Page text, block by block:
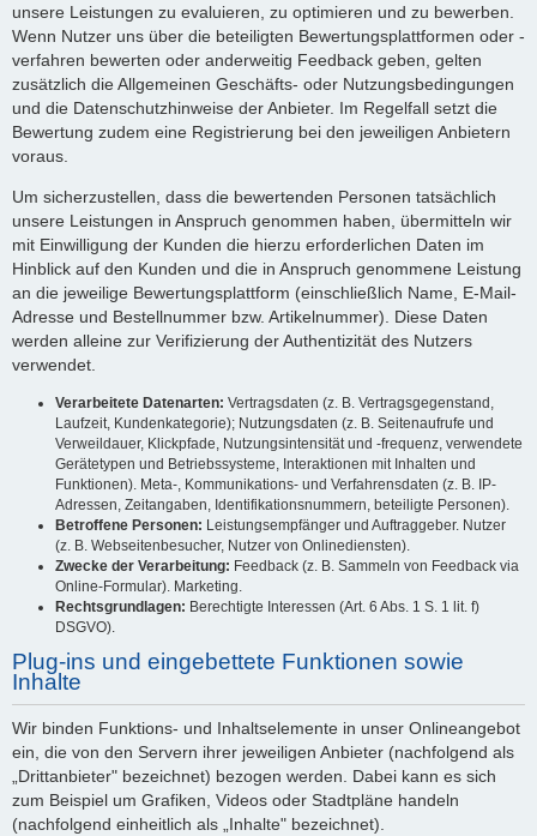
unsere Leistungen zu evaluieren, zu optimieren und zu bewerben.
Wenn Nutzer uns über die beteiligten Bewertungsplattformen oder -
verfahren bewerten oder anderweitig Feedback geben, gelten
zusätzlich die Allgemeinen Geschäfts- oder Nutzungsbedingungen
und die Datenschutzhinweise der Anbieter. Im Regelfall setzt die
Bewertung zudem eine Registrierung bei den jeweiligen Anbietern
voraus.
Um sicherzustellen, dass die bewertenden Personen tatsächlich
unsere Leistungen in Anspruch genommen haben, übermitteln wir
mit Einwilligung der Kunden die hierzu erforderlichen Daten im
Hinblick auf den Kunden und die in Anspruch genommene Leistung
an die jeweilige Bewertungsplattform (einschließlich Name, E-Mail-
Adresse und Bestellnummer bzw. Artikelnummer). Diese Daten
werden alleine zur Verifizierung der Authentizität des Nutzers
verwendet.
Verarbeitete Datenarten: Vertragsdaten (z. B. Vertragsgegenstand,
Laufzeit, Kundenkategorie); Nutzungsdaten (z. B. Seitenaufrufe und
Verweildauer, Klickpfade, Nutzungsintensität und -frequenz, verwendete
Gerätetypen und Betriebssysteme, Interaktionen mit Inhalten und
Funktionen). Meta-, Kommunikations- und Verfahrensdaten (z. B. IP-
Adressen, Zeitangaben, Identifikationsnummern, beteiligte Personen).
Betroffene Personen: Leistungsempfänger und Auftraggeber. Nutzer
(z. B. Webseitenbesucher, Nutzer von Onlinediensten).
Zwecke der Verarbeitung: Feedback (z. B. Sammeln von Feedback via
Online-Formular). Marketing.
Rechtsgrundlagen: Berechtigte Interessen (Art. 6 Abs. 1 S. 1 lit. f)
DSGVO).
Plug-ins und eingebettete Funktionen sowie
Inhalte
Wir binden Funktions- und Inhaltselemente in unser Onlineangebot
ein, die von den Servern ihrer jeweiligen Anbieter (nachfolgend als
„Drittanbieter" bezeichnet) bezogen werden. Dabei kann es sich
zum Beispiel um Grafiken, Videos oder Stadtpläne handeln
(nachfolgend einheitlich als „Inhalte" bezeichnet).